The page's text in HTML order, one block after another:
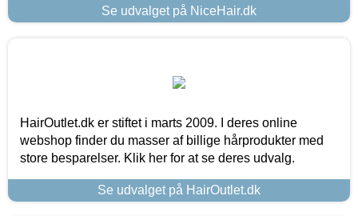
Se udvalget på NiceHair.dk
HairOutlet.dk er stiftet i marts 2009. I deres online
webshop finder du masser af billige hårprodukter med
store besparelser. Klik her for at se deres udvalg.
Se udvalget på HairOutlet.dk